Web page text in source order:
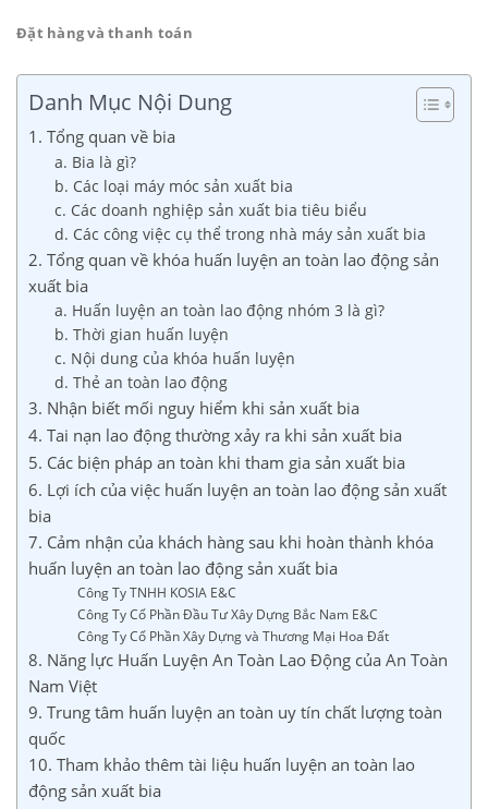
Đặt hàng và thanh toán
Danh Mục Nội Dung
1. Tổng quan về bia
a. Bia là gì?
b. Các loại máy móc sản xuất bia
c. Các doanh nghiệp sản xuất bia tiêu biểu
d. Các công việc cụ thể trong nhà máy sản xuất bia
2. Tổng quan về khóa huấn luyện an toàn lao động sản
xuất bia
a. Huấn luyện an toàn lao động nhóm 3 là gì?
b. Thời gian huấn luyện
c. Nội dung của khóa huấn luyện
d. Thẻ an toàn lao động
3. Nhận biết mối nguy hiểm khi sản xuất bia
4. Tai nạn lao động thường xảy ra khi sản xuất bia
5. Các biện pháp an toàn khi tham gia sản xuất bia
6. Lợi ích của việc huấn luyện an toàn lao động sản xuất
bia
7. Cảm nhận của khách hàng sau khi hoàn thành khóa
huấn luyện an toàn lao động sản xuất bia
Công Ty TNHH KOSIA E&C
Công Ty Cổ Phần Đầu Tư Xây Dựng Bắc Nam E&C
Công Ty Cổ Phần Xây Dựng và Thương Mại Hoa Đất
8. Năng lực Huấn Luyện An Toàn Lao Động của An Toàn
Nam Việt
9. Trung tâm huấn luyện an toàn uy tín chất lượng toàn
quốc
10. Tham khảo thêm tài liệu huấn luyện an toàn lao
động sản xuất bia